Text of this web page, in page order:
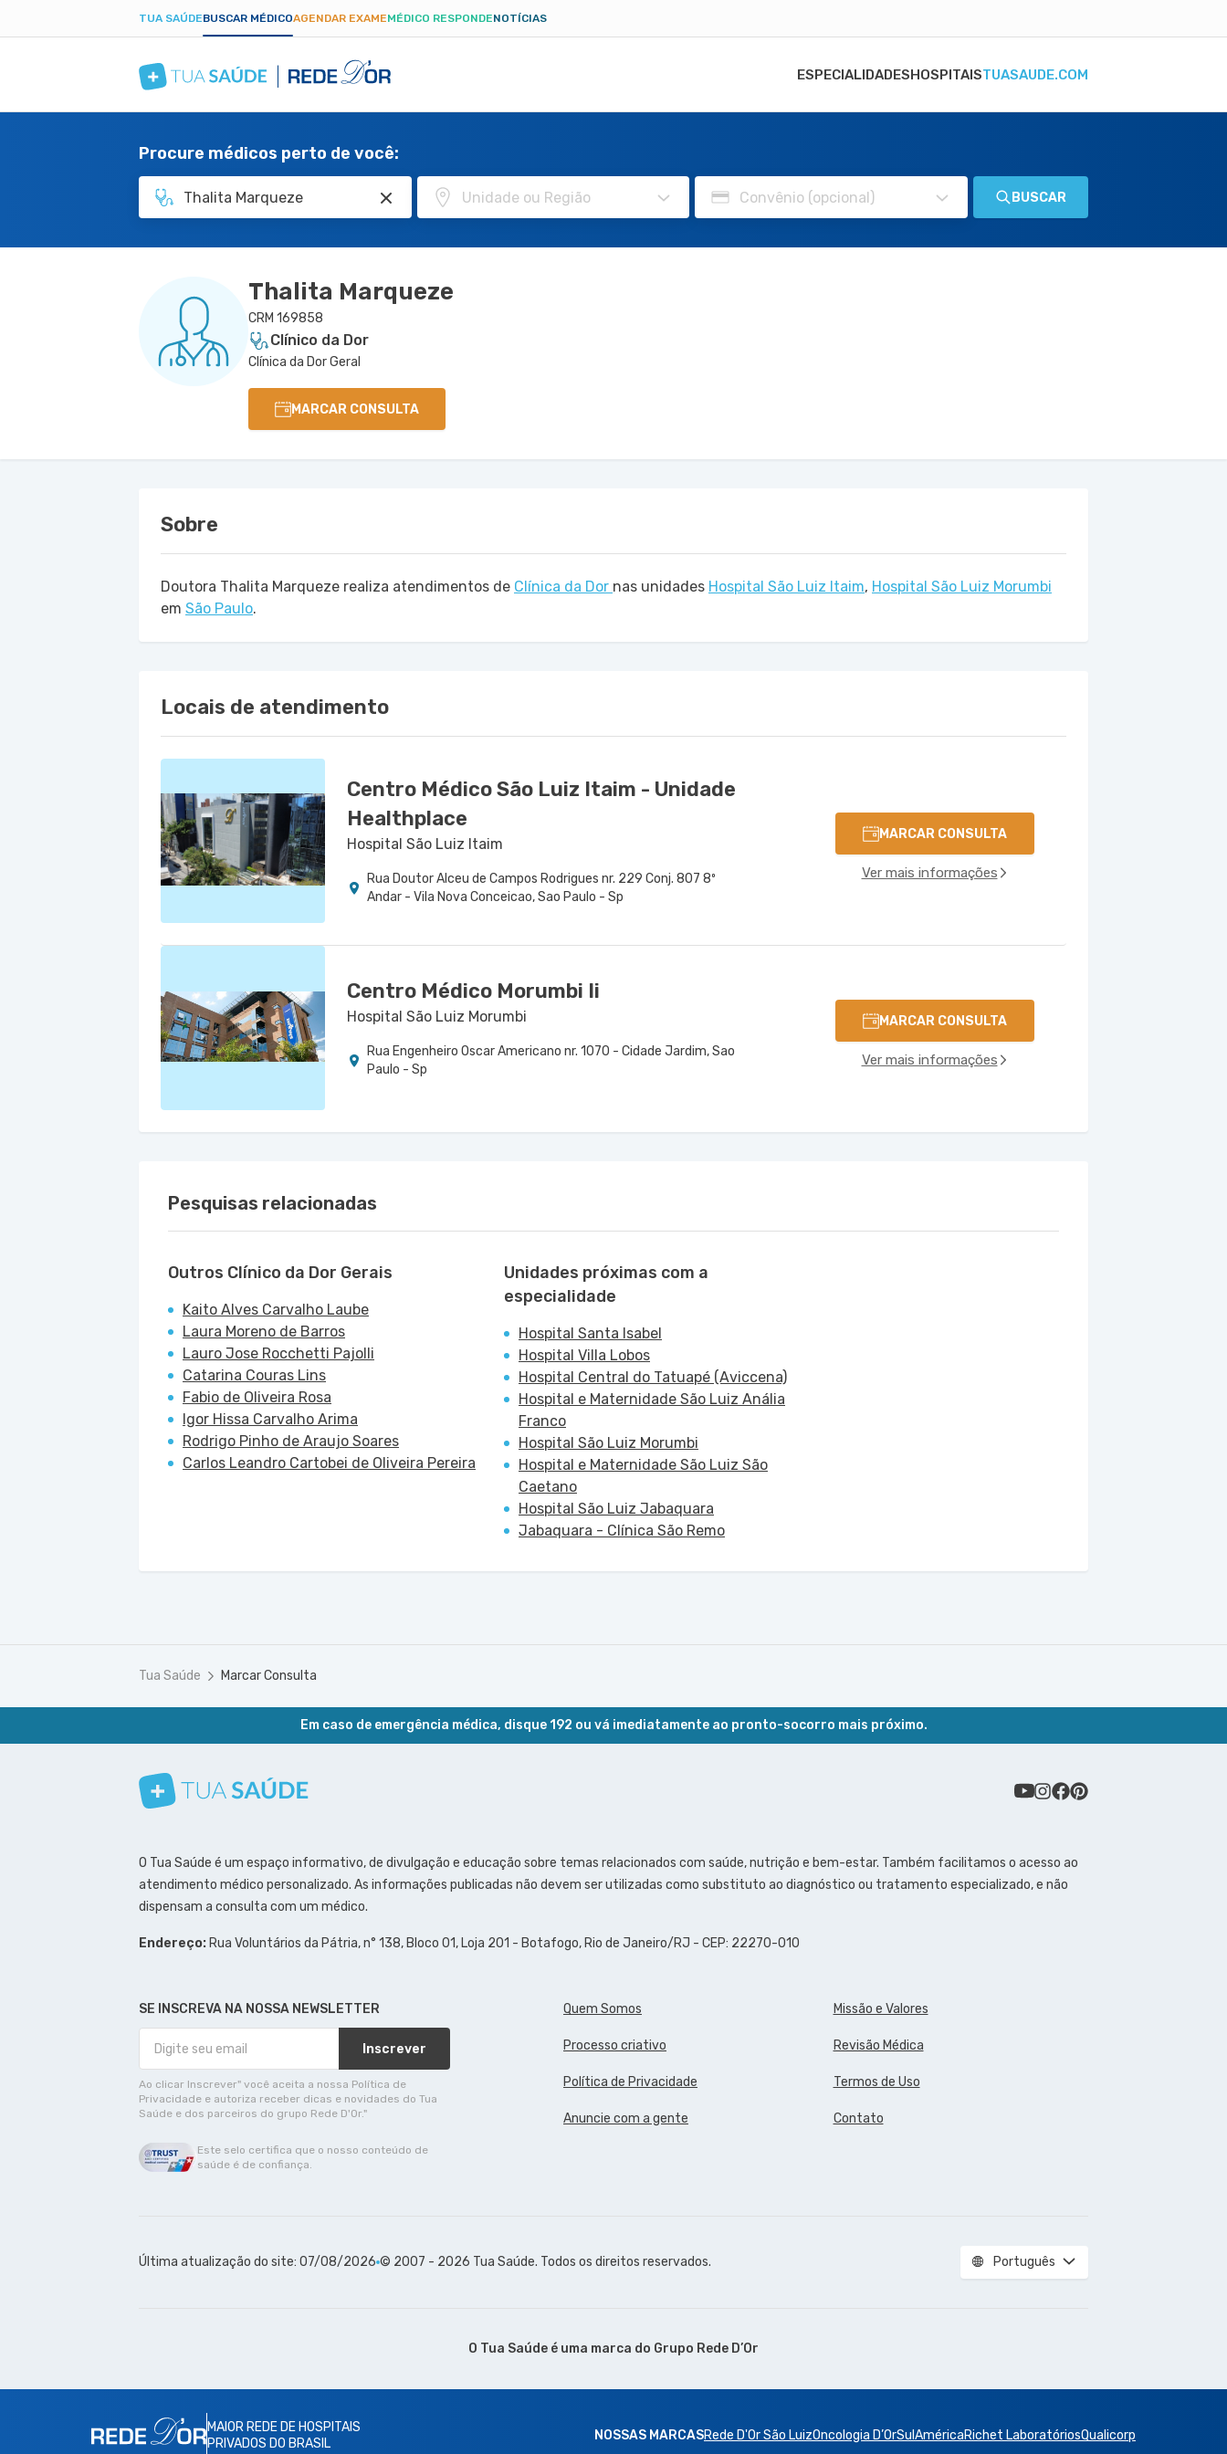
TUA SAÚDEBUSCAR MÉDICOAGENDAR EXAMEMÉDICO RESPONDENOTÍCIAS
ESPECIALIDADESHOSPITAISTUASAUDE.COM
Procure médicos perto de você:
BUSCAR
Thalita Marqueze
CRM 169858
Clínico da Dor
Clínica da Dor Geral
MARCAR CONSULTA
Sobre
Doutora Thalita Marqueze realiza atendimentos de Clínica da Dor nas unidades Hospital São Luiz Itaim, Hospital São Luiz Morumbi
em São Paulo.
Locais de atendimento
Centro Médico São Luiz Itaim - Unidade
Healthplace
Hospital São Luiz Itaim
Rua Doutor Alceu de Campos Rodrigues nr. 229 Conj. 807 8º
Andar - Vila Nova Conceicao, Sao Paulo - Sp
MARCAR CONSULTA
Ver mais informações
Centro Médico Morumbi Ii
Hospital São Luiz Morumbi
Rua Engenheiro Oscar Americano nr. 1070 - Cidade Jardim, Sao
Paulo - Sp
MARCAR CONSULTA
Ver mais informações
Pesquisas relacionadas
Outros Clínico da Dor Gerais
Kaito Alves Carvalho Laube
Laura Moreno de Barros
Lauro Jose Rocchetti Pajolli
Catarina Couras Lins
Fabio de Oliveira Rosa
Igor Hissa Carvalho Arima
Rodrigo Pinho de Araujo Soares
Carlos Leandro Cartobei de Oliveira Pereira
Unidades próximas com a
especialidade
Hospital Santa Isabel
Hospital Villa Lobos
Hospital Central do Tatuapé (Aviccena)
Hospital e Maternidade São Luiz Anália
Franco
Hospital São Luiz Morumbi
Hospital e Maternidade São Luiz São
Caetano
Hospital São Luiz Jabaquara
Jabaquara - Clínica São Remo
Tua Saúde Marcar Consulta
Em caso de emergência médica, disque 192 ou vá imediatamente ao pronto-socorro mais próximo.
Conheça nosso canal
Siga a gente no Instagram
Siga a gente no Facebook
Siga a gente no Pinterest
O Tua Saúde é um espaço informativo, de divulgação e educação sobre temas relacionados com saúde, nutrição e bem-estar. Também facilitamos o acesso ao
atendimento médico personalizado. As informações publicadas não devem ser utilizadas como substituto ao diagnóstico ou tratamento especializado, e não
dispensam a consulta com um médico.
Endereço: Rua Voluntários da Pátria, n° 138, Bloco 01, Loja 201 - Botafogo, Rio de Janeiro/RJ - CEP: 22270-010
SE INSCREVA NA NOSSA NEWSLETTER
Inscrever
Ao clicar Inscrever" você aceita a nossa Política de
Privacidade e autoriza receber dicas e novidades do Tua
Saúde e dos parceiros do grupo Rede D'Or."
Quem Somos Missão e Valores
Processo criativo Revisão Médica
Política de Privacidade Termos de Uso
Anuncie com a gente Contato
Este selo certifica que o nosso conteúdo de
saúde é de confiança.
Última atualização do site: 07/08/2026 © 2007 - 2026 Tua Saúde. Todos os direitos reservados. Português
O Tua Saúde é uma marca do Grupo Rede D’Or
MAIOR REDE DE HOSPITAIS
PRIVADOS DO BRASIL
NOSSAS MARCASRede D'Or São LuizOncologia D’OrSulAméricaRichet LaboratóriosQualicorp